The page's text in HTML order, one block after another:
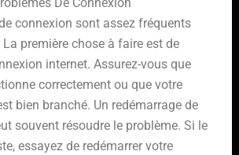
connexion sont assez fréquents
La première chose à faire est de
internet. Assurez-vous que
correctement ou que votre
bien branché. Un redémarrage de
souvent résoudre le problème. Si le
essayez de redémarrer votre